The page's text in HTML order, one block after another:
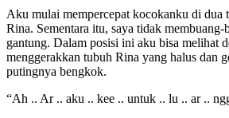
Aku mulai mempercepat kocokanku di dua
Rina. Sementara itu, saya tidak membuang-
gantung. Dalam posisi ini aku bisa melihat
menggerakkan tubuh Rina yang halus dan
putingnya bengkok.
“Ah .. Ar .. aku .. kee .. untuk .. lu .. ar ..